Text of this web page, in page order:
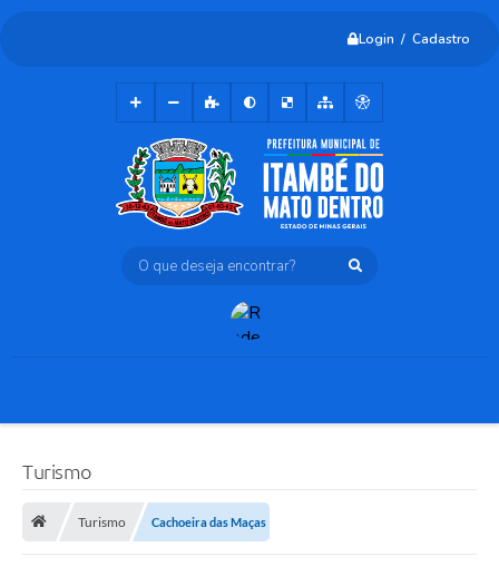
Login / Cadastro
O que deseja encontrar?
Turismo
Turismo Cachoeira das Maças